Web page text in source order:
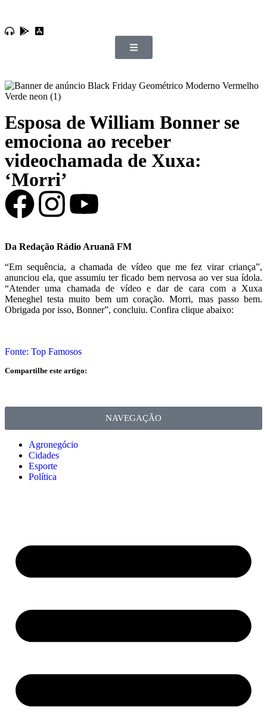
Esposa de William Bonner se
emociona ao receber
videochamada de Xuxa:
‘Morri’
Da Redação Rádio Aruanã FM
“Em sequência, a chamada de vídeo que me fez virar criança”,
anunciou ela, que assumiu ter ficado bem nervosa ao ver sua ídola.
“Atender uma chamada de vídeo e dar de cara com a Xuxa
Meneghel testa muito bem um coração. Morri, mas passo bem.
Obrigada por isso, Bonner”, concluiu. Confira clique abaixo:
Fonte: Top Famosos
Compartilhe este artigo:
NAVEGAÇÃO
Agronegócio
Cidades
Esporte
Política